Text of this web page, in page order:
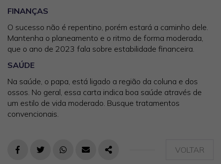
FINANÇAS
O sucesso não é repentino, porém estará a caminho dele.
Mantenha o planeamento e o ritmo de forma moderada,
que o ano de 2023 fala sobre estabilidade financeira.
SAÚDE
Na saúde, o papa, está ligado a região da coluna e dos
ossos. No geral, essa carta indica boa saúde através de
um estilo de vida moderado. Busque tratamentos
convencionais.
FACEBOOKTWITTERWHATSAPP
E-MAILPARTILHAR VOLTAR